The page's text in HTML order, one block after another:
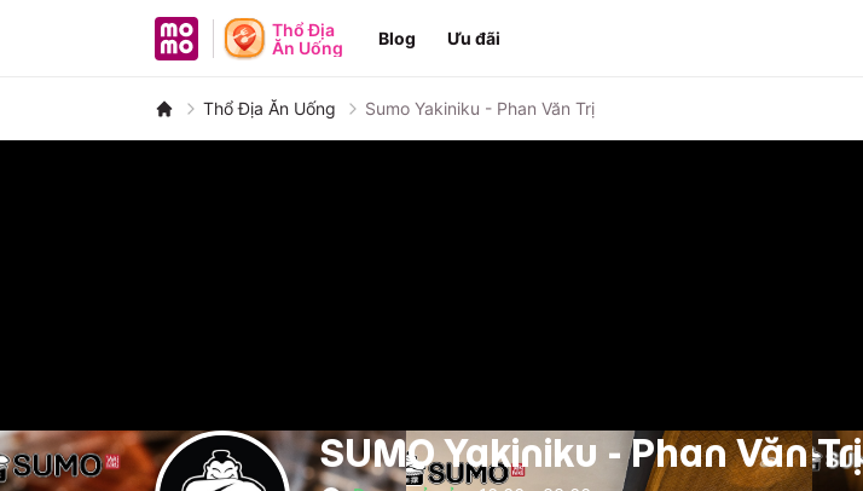
MoMo - Ứng dụng tài chính
Thổ Địa
Ăn Uống
Blog Ưu đãi
Thổ Địa Ăn Uống Sumo Yakiniku - Phan Văn Trị
SUMO Yakiniku - Phan Văn Trị